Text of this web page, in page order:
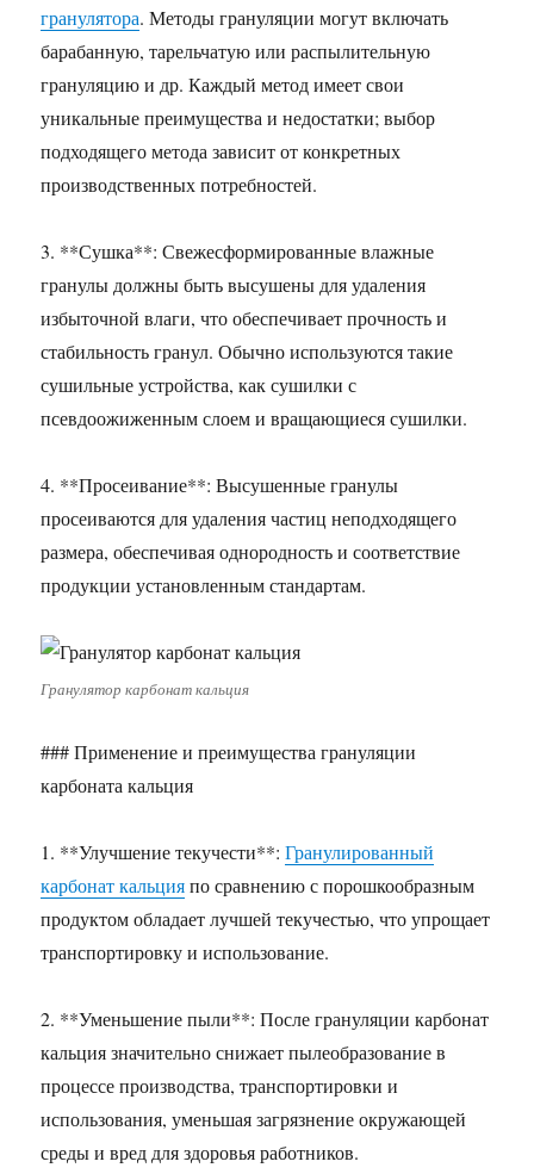
гранулятора. Методы грануляции могут включать
барабанную, тарельчатую или распылительную
грануляцию и др. Каждый метод имеет свои
уникальные преимущества и недостатки; выбор
подходящего метода зависит от конкретных
производственных потребностей.
3. **Сушка**: Свежесформированные влажные
гранулы должны быть высушены для удаления
избыточной влаги, что обеспечивает прочность и
стабильность гранул. Обычно используются такие
сушильные устройства, как сушилки с
псевдоожиженным слоем и вращающиеся сушилки.
4. **Просеивание**: Высушенные гранулы
просеиваются для удаления частиц неподходящего
размера, обеспечивая однородность и соответствие
продукции установленным стандартам.
Гранулятор карбонат кальция
### Применение и преимущества грануляции
карбоната кальция
1. **Улучшение текучести**:Гранулированный
карбонат кальцияпо сравнению с порошкообразным
продуктом обладает лучшей текучестью, что упрощает
транспортировку и использование.
2. **Уменьшение пыли**: После грануляции карбонат
кальция значительно снижает пылеобразование в
процессе производства, транспортировки и
использования, уменьшая загрязнение окружающей
среды и вред для здоровья работников.